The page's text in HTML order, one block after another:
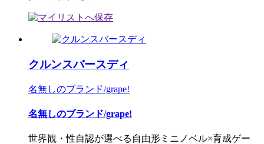
クルンスバースディ
名無しのブランド/grape!
名無しのブランド/grape!
世界観・性自認が選べる自由形ミニノベル×育成ゲー